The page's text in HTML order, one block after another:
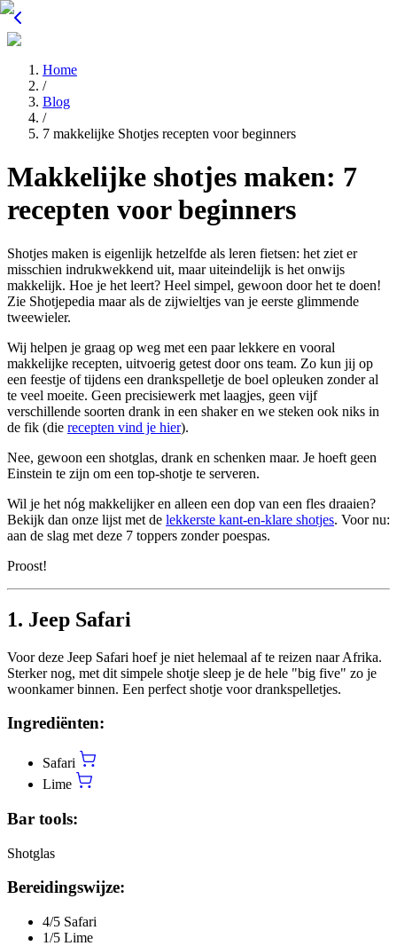
Home
/
Blog
/
7 makkelijke Shotjes recepten voor beginners
Makkelijke shotjes maken: 7
recepten voor beginners
Shotjes maken is eigenlijk hetzelfde als leren fietsen: het ziet er
misschien indrukwekkend uit, maar uiteindelijk is het onwijs
makkelijk. Hoe je het leert? Heel simpel, gewoon door het te doen!
Zie Shotjepedia maar als de zijwieltjes van je eerste glimmende
tweewieler.
Wij helpen je graag op weg met een paar lekkere en vooral
makkelijke recepten, uitvoerig getest door ons team. Zo kun jij op
een feestje of tijdens een drankspelletje de boel opleuken zonder al
te veel moeite. Geen precisiewerk met laagjes, geen vijf
verschillende soorten drank in een shaker en we steken ook niks in
de fik (die recepten vind je hier).
Nee, gewoon een shotglas, drank en schenken maar. Je hoeft geen
Einstein te zijn om een top-shotje te serveren.
Wil je het nóg makkelijker en alleen een dop van een fles draaien?
Bekijk dan onze lijst met de lekkerste kant-en-klare shotjes. Voor nu:
aan de slag met deze 7 toppers zonder poespas.
Proost!
1. Jeep Safari
Voor deze Jeep Safari hoef je niet helemaal af te reizen naar Afrika.
Sterker nog, met dit simpele shotje sleep je de hele "big five" zo je
woonkamer binnen. Een perfect shotje voor drankspelletjes.
Ingrediënten:
Safari
Lime
Bar tools:
Shotglas
Bereidingswijze:
4/5 Safari
1/5 Lime